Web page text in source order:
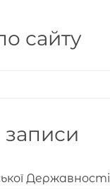
сайту
записи
Державності